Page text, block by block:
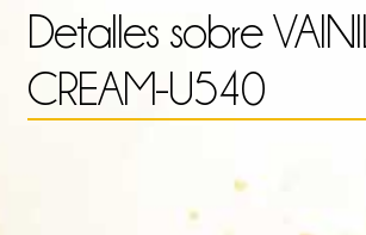
Detalles sobre
CREAM-U540